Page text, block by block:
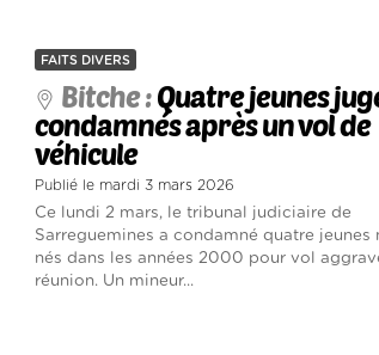
FAITS DIVERS
Bitche :Quatre jeunes
condamnés après un vol de
véhicule
Publié le mardi 3 mars 2026
Ce lundi 2 mars, le tribunal judiciaire de
Sarreguemines a condamné quatre jeunes
nés dans les années 2000 pour vol
réunion. Un mineur...